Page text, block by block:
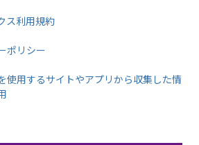
ス利用規約
ポリシー
用するサイトやアプリから収集した情